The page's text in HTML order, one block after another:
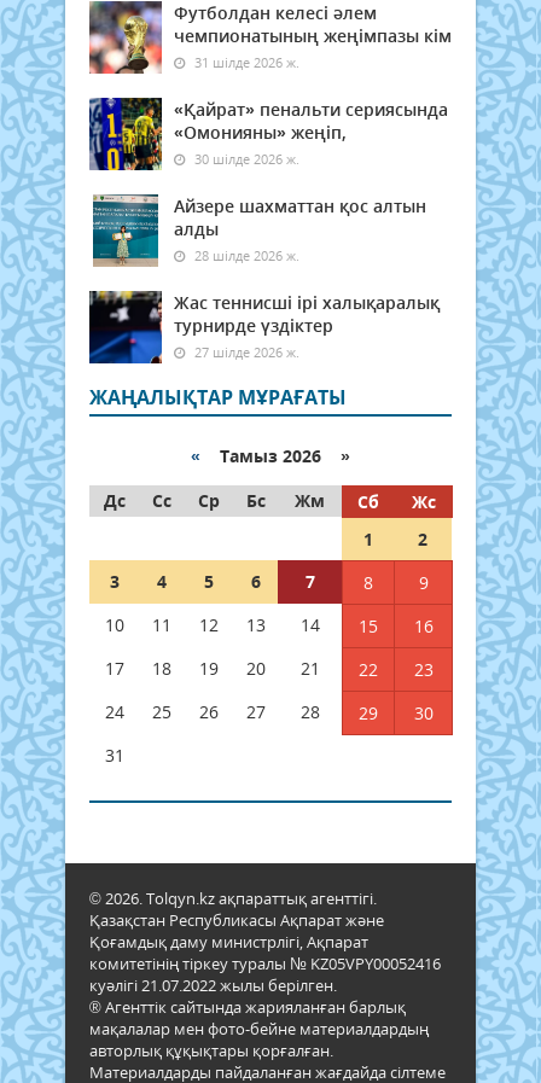
Футболдан келесі әлем
чемпионатының жеңімпазы кім
31 шілде 2026 ж.
«Қайрат» пенальти сериясында
«Омонияны» жеңіп,
30 шілде 2026 ж.
Айзере шахматтан қос алтын
алды
28 шілде 2026 ж.
Жас теннисші ірі халықаралық
турнирде үздіктер
27 шілде 2026 ж.
ЖАҢАЛЫҚТАР МҰРАҒАТЫ
« Тамыз 2026 »
Дс
Сс Ср Бс Жм Сб
Жс
1
2
3
4 5 6 7 8
9
10
11 12 13 14 15
16
17
18 19 20 21 22
23
24
25 26 27 28 29
30
31
© 2026. Tolqyn.kz ақпараттық агенттігі.
Қазақстан Республикасы Ақпарат және
Қоғамдық даму министрлігі, Ақпарат
комитетінің тіркеу туралы № KZ05VPY00052416
куәлігі 21.07.2022 жылы берілген.
® Агенттік сайтында жарияланған барлық
мақалалар мен фото-бейне материалдардың
авторлық құқықтары қорғалған.
Материалдарды пайдаланған жағдайда сілтеме